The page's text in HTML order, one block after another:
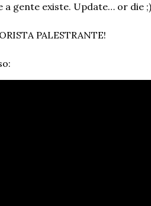
a gente existe. Update… or die ;)
PALESTRANTE!